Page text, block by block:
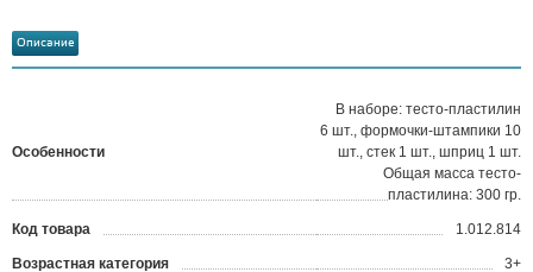
Описание
Особенности
В наборе: тесто-пластилин
6 шт., формочки-штампики 10
шт., стек 1 шт., шприц 1 шт.
Общая масса тесто-
пластилина: 300 гр.
Код товара 1.012.814
Возрастная категория 3+